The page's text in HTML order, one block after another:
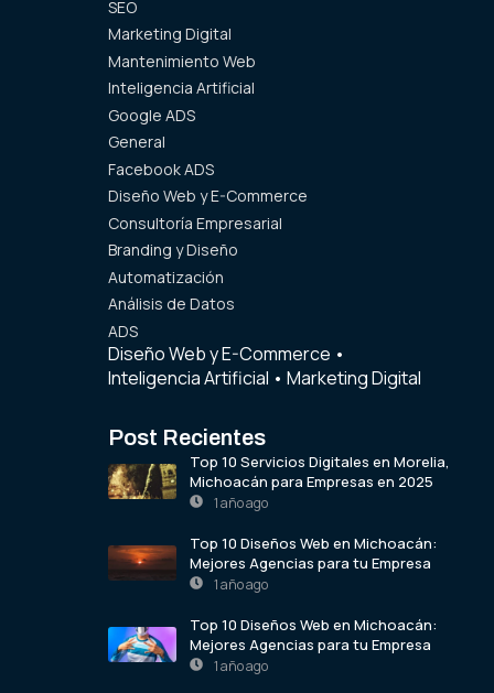
SEO
Marketing Digital
Mantenimiento Web
Inteligencia Artificial
Google ADS
General
Facebook ADS
Diseño Web y E-Commerce
Consultoría Empresarial
Branding y Diseño
Automatización
Análisis de Datos
ADS
Diseño Web y E-Commerce •
Inteligencia Artificial • Marketing Digital
Post Recientes
Top 10 Servicios Digitales en Morelia,
Michoacán para Empresas en 2025
1 año ago
Top 10 Diseños Web en Michoacán:
Mejores Agencias para tu Empresa
1 año ago
Top 10 Diseños Web en Michoacán:
Mejores Agencias para tu Empresa
1 año ago